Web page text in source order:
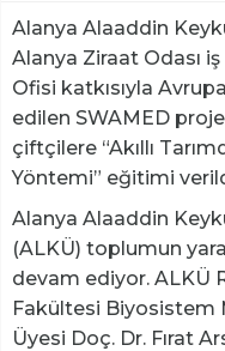
Alanya Alaaddin
Alanya Ziraat Odası
Ofisi katkısıyla
edilen SWAMED
çiftçilere “Akıllı
Yöntemi” eğitimi
Alanya Alaaddin
(ALKÜ) toplumun
devam ediyor. ALKÜ
Fakültesi Biyosistem
Üyesi Doç. Dr. Fırat